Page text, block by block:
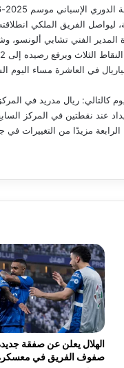
الفريق الملكي انطلاقته
رصيده إلى 12 نقطة في صدارة جدول الترتيب.
في العاشرة مساء
مزيدًا من التغييرات في
الهلال يعلن عن صفقة
صفوف الفريق في معسكره